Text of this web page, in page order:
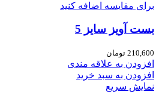
برای مقایسه اضافه کنید
بست آویز سایز 5
210,600 تومان
افزودن به علاقه مندی
افزودن به سبد خرید
نمایش سریع